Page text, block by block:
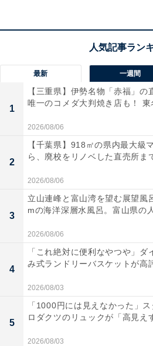
楽天トラベルの「クーポン
楽天トラベルでは、定期的に「
気の宿やホテルを対象に、宿泊
クーポンを配布します。
クーポンは、国内宿泊や海外ツ
最新 一週間
1
【三重県】伊勢名物「赤福」の
唯一のコメダ大判焼き店も！ 東
2026/08/06
2
【千葉県】918㎡の県内最大級
ら、廃校をリノベした直売所ま
2026/08/06
3
立山連峰と富山湾を望む展望風
mの海洋深層水風呂。富山県の
2026/08/06
4
「これ絶対に便利なやつや」ダ
み式ランドリーバスケットが高
2026/08/03
5
「1000円には見えなかった」
ロダクツのリュックが「高見え
2026/08/03